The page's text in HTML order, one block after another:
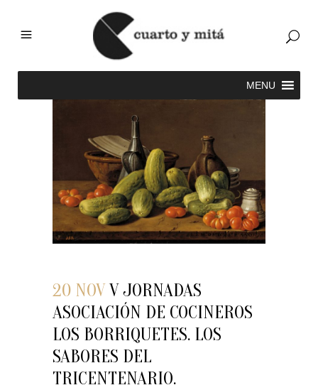
20 NOVV JORNADAS
ASOCIACIÓN DE COCINEROS
LOS BORRIQUETES. LOS
SABORES DEL
TRICENTENARIO.